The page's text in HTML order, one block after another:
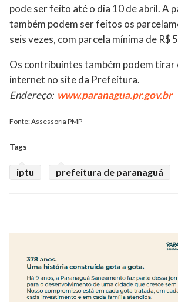
pode ser feito até o dia 10 de abril. A
também podem ser feitos os
seis vezes, com parcela mínima de R$
Os contribuintes também podem tirar
internet no site da Prefeitura.
Endereço: www.paranagua.pr.gov.br
Fonte: Assessoria PMP
Tags
iptu prefeitura de paranaguá